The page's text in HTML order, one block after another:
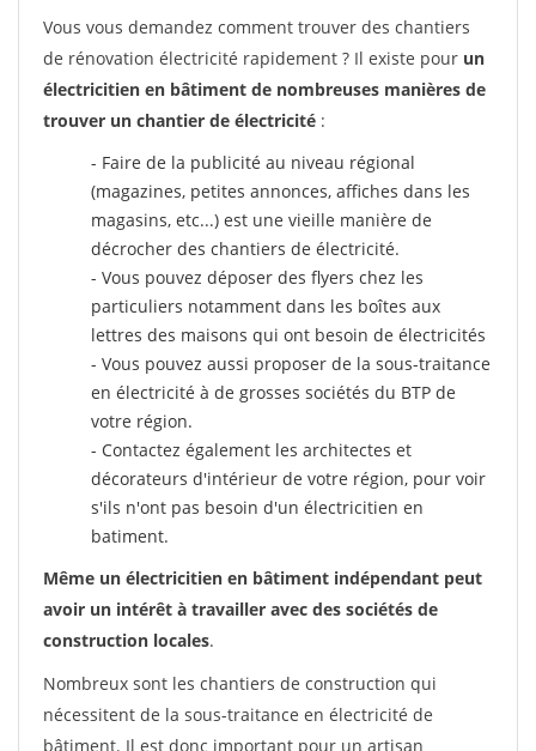
Vous vous demandez comment trouver des chantiers
de rénovation électricité rapidement ? Il existe pour un
électricitien en bâtiment de nombreuses manières de
trouver un chantier de électricité :
- Faire de la publicité au niveau régional
(magazines, petites annonces, affiches dans les
magasins, etc...) est une vieille manière de
décrocher des chantiers de électricité.
- Vous pouvez déposer des flyers chez les
particuliers notamment dans les boîtes aux
lettres des maisons qui ont besoin de électricités
- Vous pouvez aussi proposer de la sous-traitance
en électricité à de grosses sociétés du BTP de
votre région.
- Contactez également les architectes et
décorateurs d'intérieur de votre région, pour voir
s'ils n'ont pas besoin d'un électricitien en
batiment.
Même un électricitien en bâtiment indépendant peut
avoir un intérêt à travailler avec des sociétés de
construction locales.
Nombreux sont les chantiers de construction qui
nécessitent de la sous-traitance en électricité de
bâtiment. Il est donc important pour un artisan